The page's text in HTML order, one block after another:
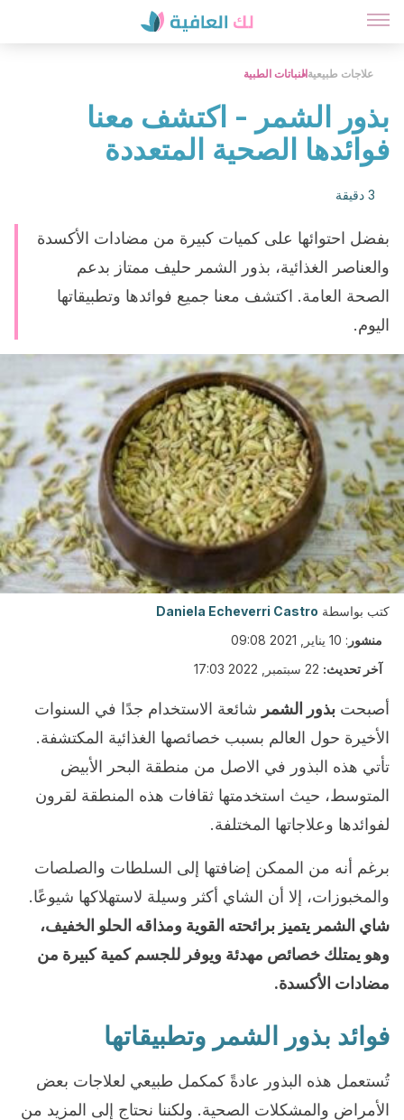
علاجات طبيعيةالنباتات الطبية
بذور الشمر - اكتشف معنا
فوائدها الصحية المتعددة
3 دقيقة
بفضل احتوائها على كميات كبيرة من مضادات الأكسدة
والعناصر الغذائية، بذور الشمر حليف ممتاز بدعم
الصحة العامة. اكتشف معنا جميع فوائدها وتطبيقاتها
اليوم.
كتب بواسطة Daniela Echeverri Castro
منشور : 10 يناير, 2021 09:08
آخر تحديث: 22 سبتمبر, 2022 17:03
أصبحت بذور الشمر شائعة الاستخدام جدًا في السنوات
الأخيرة حول العالم بسبب خصائصها الغذائية المكتشفة.
تأتي هذه البذور في الاصل من منطقة البحر الأبيض
المتوسط، حيث استخدمتها ثقافات هذه المنطقة لقرون
لفوائدها وعلاجاتها المختلفة.
برغم أنه من الممكن إضافتها إلى السلطات والصلصات
والمخبوزات، إلا أن الشاي أكثر وسيلة لاستهلاكها شيوعًا.
شاي الشمر يتميز برائحته القوية ومذاقه الحلو الخفيف،
وهو يمتلك خصائص مهدئة ويوفر للجسم كمية كبيرة من
مضادات الأكسدة.
فوائد بذور الشمر وتطبيقاتها
تُستعمل هذه البذور عادةً كمكمل طبيعي لعلاجات بعض
الأمراض والمشكلات الصحية. ولكننا نحتاج إلى المزيد من